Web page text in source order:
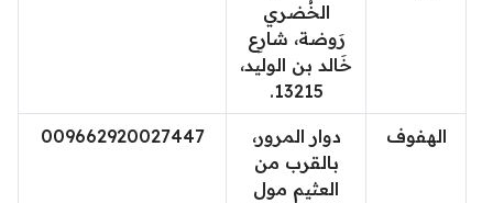
الخُضري
رَوضة، شارِع
خَالد بن الوليد،
13215.
الهفوف
دوار المرور،
بالقرب من
العثيم مول
009662920027447